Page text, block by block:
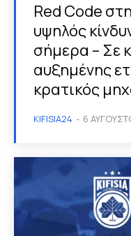
Red Code
υψηλός
σήμερα – Σε
αυξημένης
κρατικός
KIFISIA24 - 6